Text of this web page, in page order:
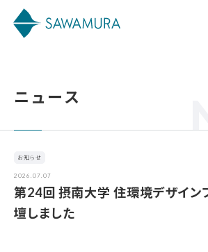
ニュース
お知らせ
2026.07.07
第24回 摂南大学 住環境デザイン
壇しました